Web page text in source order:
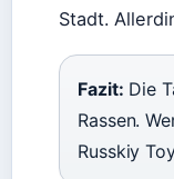
Stadt.
Fazit: Die
Rassen.
Russkiy